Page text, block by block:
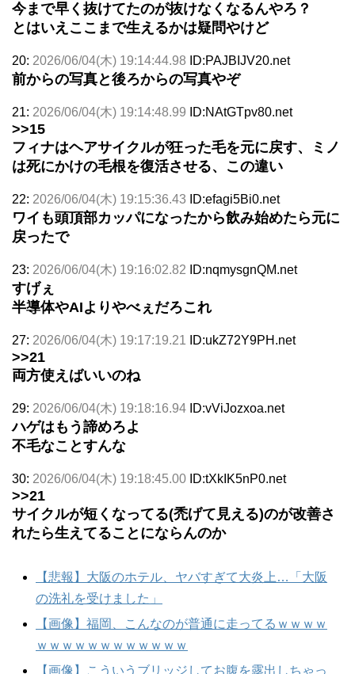
今まで早く抜けてたのが抜けなくなるんやろ？
とはいえここまで生えるかは疑問やけど
20: 2026/06/04(木) 19:14:44.98 ID:PAJBIJV20.net
前からの写真と後ろからの写真やぞ
21: 2026/06/04(木) 19:14:48.99 ID:NAtGTpv80.net
>>15
フィナはヘアサイクルが狂った毛を元に戻す、ミノ
は死にかけの毛根を復活させる、この違い
22: 2026/06/04(木) 19:15:36.43 ID:efagi5Bi0.net
ワイも頭頂部カッパになったから飲み始めたら元に
戻ったで
23: 2026/06/04(木) 19:16:02.82 ID:nqmysgnQM.net
すげぇ
半導体やAIよりやべぇだろこれ
27: 2026/06/04(木) 19:17:19.21 ID:ukZ72Y9PH.net
>>21
両方使えばいいのね
29: 2026/06/04(木) 19:18:16.94 ID:vViJozxoa.net
ハゲはもう諦めろよ
不毛なことすんな
30: 2026/06/04(木) 19:18:45.00 ID:tXkIK5nP0.net
>>21
サイクルが短くなってる(禿げて見える)のが改善さ
れたら生えてることにならんのか
【悲報】大阪のホテル、ヤバすぎて大炎上…「大阪
の洗礼を受けました」
【画像】福岡、こんなのが普通に走ってるｗｗｗｗ
ｗｗｗｗｗｗｗｗｗｗｗｗ
【画像】こういうブリッジしてお腹を露出しちゃっ